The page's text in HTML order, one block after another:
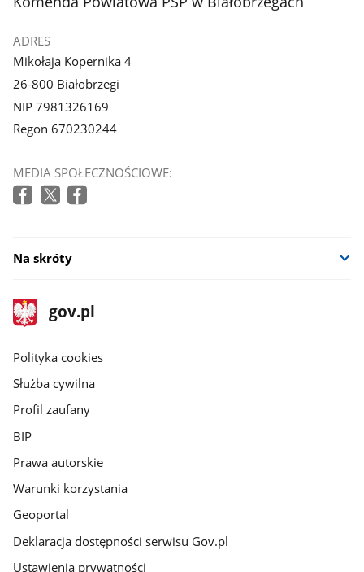
galerii.
galerii.
ADRES
Mikołaja Kopernika 4
26-800 Białobrzegi
NIP 7981326169
Regon 670230244
MEDIA SPOŁECZNOŚCIOWE:
Na skróty
stopka
gov.pl
Strona
gov.pl
gov.pl
Polityka cookies
Służba cywilna
Profil zaufany
BIP
Prawa autorskie
Warunki korzystania
Geoportal
Deklaracja dostępności serwisu Gov.pl
Ustawienia prywatności